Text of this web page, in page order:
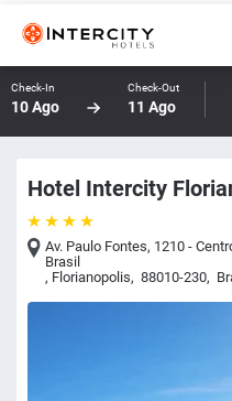
Check-In
10 Ago
Check-Out
11 Ago
Hotel Intercity
Av. Paulo Fontes, 1210 -
Brasil
, Florianopolis, 88010-230,